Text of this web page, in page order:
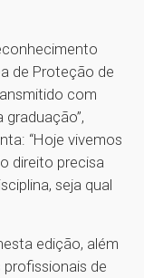
de Proteção de
com
“Hoje vivemos
direito precisa
seja qual
edição, além
de